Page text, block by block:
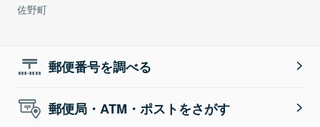
佐野町
郵便番号を調べる
郵便局・ATM・ポストをさがす